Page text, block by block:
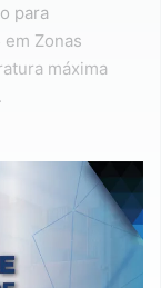
para
Zonas
máxima